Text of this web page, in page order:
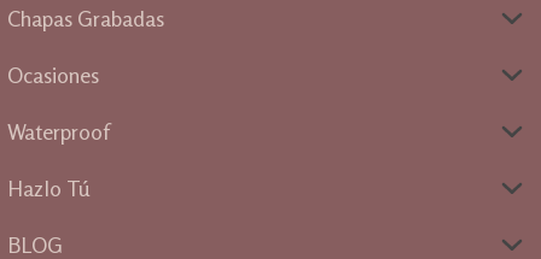
Chapas Grabadas
Ocasiones
Waterproof
Hazlo Tú
BLOG